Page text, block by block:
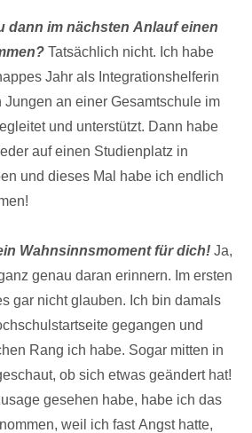
dann im nächsten Anlauf einen
Tatsächlich nicht. Ich habe
Jahr als Integrationshelferin
an einer Gesamtschule im
und unterstützt. Dann habe
auf einen Studienplatz in
und dieses Mal habe ich endlich
Wahnsinnsmoment für dich! Ja,
genau daran erinnern. Im ersten
gar nicht glauben. Ich bin damals
gegangen und
Rang ich habe. Sogar mitten in
ob sich etwas geändert hat!
gesehen habe, habe ich das
weil ich fast Angst hatte,